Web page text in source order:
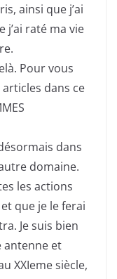
ainsi que j’ai
raté ma vie
Pour vous
dans ce
dans
domaine.
les actions
que je le ferai
Je suis bien
antenne et
XXIeme siècle,